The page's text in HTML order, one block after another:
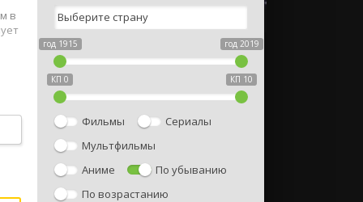
в
год 1915 год 2019
КП 0 КП 10
Фильмы
Сериалы
Мультфильмы
Аниме
По убыванию
По возрастанию